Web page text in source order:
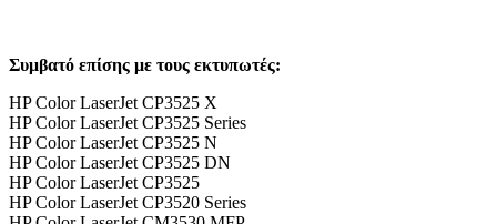
Συμβατό επίσης με τους εκτυπωτές:
HP Color LaserJet CP3525 X
HP Color LaserJet CP3525 Series
HP Color LaserJet CP3525 N
HP Color LaserJet CP3525 DN
HP Color LaserJet CP3525
HP Color LaserJet CP3520 Series